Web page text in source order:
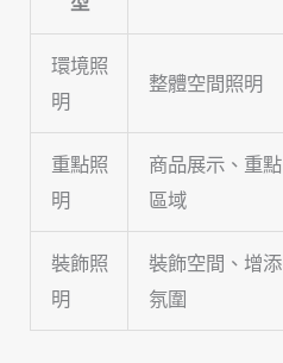
環境照
明
整體空間照明
重點照
明
商品展示、重點
區域
裝飾照
明
裝飾空間、增添
氛圍